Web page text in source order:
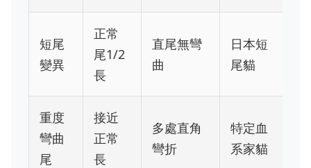
短尾
變異
正常
尾1/2
長
直尾無彎
曲
日本短
尾貓
重度
彎曲
尾
接近
正常
長
多處直角
彎折
特定血
系家貓